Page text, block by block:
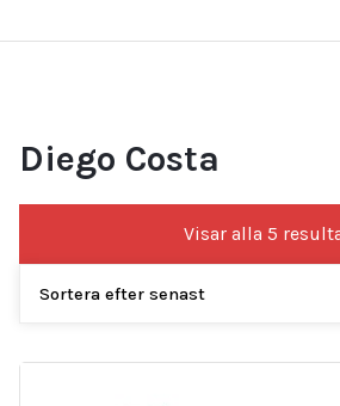
Diego Costa
Visar alla 5